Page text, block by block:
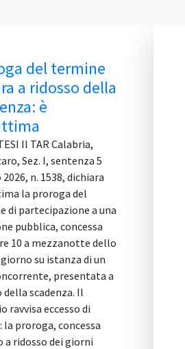
Atto organizzativo
BIM: il documento che
mette ordine prima
della gara
In sintesi L’atto organizzativo
per la gestione informativa
digitale è il documento con cui
la stazione appaltante
stabilisce come intende
governare il BIM prima ancora di
applicarlo a una singola gara.
Definisce ruoli, responsabilità,
procedure, strumenti,
competenze e modalità di
controllo. Non sostituisce il
capitolato informativo: ne
costituisce il presupposto